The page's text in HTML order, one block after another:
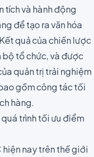
tích và hành động
để tạo ravăn hóa
quả của chiến lược
bộ tổ chức, và được
quản trị trải nghiệm
gồm công tác tối
hàng.
trình tối ưu điểm
hiện nay trên thế giới